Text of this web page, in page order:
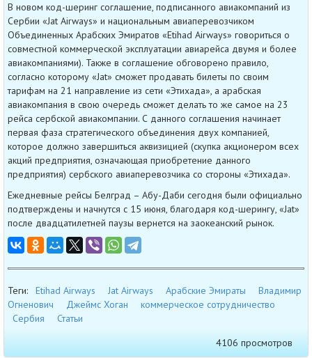
В новом код-шеринг соглашение, подписанного авиакомпаний из
Сербии «Jat Airways» и национальным авиаперевозчиком
Объединенных Арабских Эмиратов «Etihad Airways» говориться о
совместной коммерческой эксплуатации авиарейса двумя и более
авиакомпаниями). Также в соглашение обговорено правило,
согласно которому «Jat» сможет продавать билеты по своим
тарифам на 21 направление из сети «Этихада», а арабская
авиакомпания в свою очередь сможет делать то же самое на 23
рейса сербской авиакомпании. С данного соглашения начинает
первая фаза стратегического объединения двух компанией,
которое должно завершиться аквизицией (скупка акционером всех
акций предприятия, означающая приобретение данного
предприятия) сербского авиаперевозчика со стороны «Этихада».
Ежедневные рейсы Белград – Абу-Даби сегодня были официально
подтверждены и начнутся с 15 июня, благодаря код-шерингу, «Jat»
после двадцатилетней паузы вернется на заокеанский рынок.
Теги: Etihad Airways Jat Airways Арабские Эмираты
Владимир
Огненович
Джеймс Хоган
коммерческое сотрудничество
Сербия
Статьи
4106 просмотров